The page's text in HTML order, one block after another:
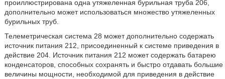
проиллюстрирована одна утяжеленная бурильная труба 206,
дополнительно может использоваться множество утяжеленных
бурильных труб.
Телеметрическая система 28 может дополнительно содержать
источник питания 212, присоединенный к системе приведения в
действие 204. Источник питания 212 может содержать батарею
конденсаторов, способных сохранять и быстро отдавать большие
величины мощности, необходимой для приведения в действие